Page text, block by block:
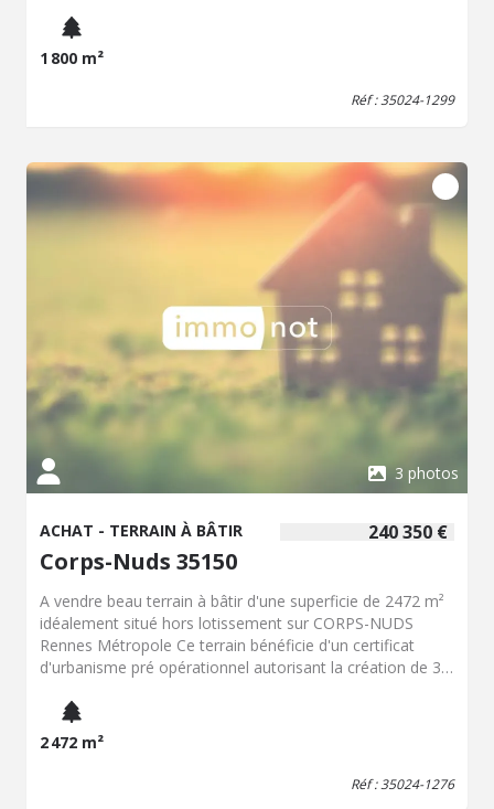
1 800 m²
Réf : 35024-1299
3 photos
240 350 €
ACHAT - TERRAIN À BÂTIR
Corps-Nuds 35150
A vendre beau terrain à bâtir d'une superficie de 2472 m²
idéalement situé hors lotissement sur CORPS-NUDS
Rennes Métropole Ce terrain bénéficie d'un certificat
d'urbanisme pré opérationnel autorisant la création de 3
viabilisé ; il restera à la charge de l'acquéreur de réaliser : -
le permis d'aménager (devis disponible) - les travaux de
maitrise d'oeuvre (devis disponible) - les travaux de
viabilisation (devis disponible) Ce bien offre une belle
2 472 m²
Réf : 35024-1276